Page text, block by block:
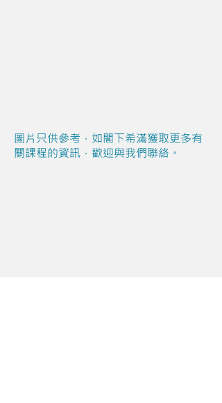
圖片只供參考，如閣下希滿獲取更多有
關課程的資訊，歡迎與我們聯絡。